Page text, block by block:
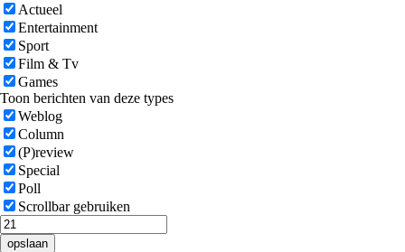
Actueel
Entertainment
Sport
Film & Tv
Games
Toon berichten van deze types
Weblog
Column
(P)review
Special
Poll
Scrollbar gebruiken
opslaan